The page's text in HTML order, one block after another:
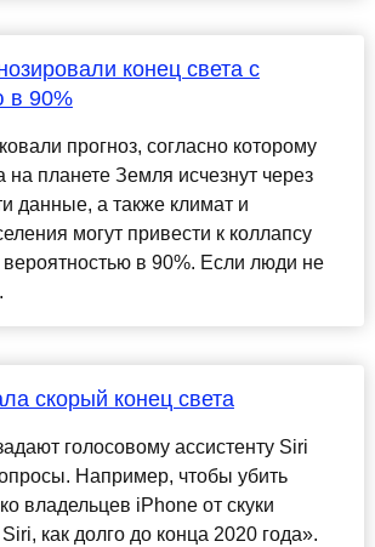
конец света с
в 90%
прогноз, согласно которому
на планете Земля исчезнут через
данные, а также климат и
могут привести к коллапсу
вероятностью в 90%. Если люди не
скорый конец света
голосовому ассистенту Siri
Например, чтобы убить
владельцев iPhone от скуки
как долго до конца 2020 года».